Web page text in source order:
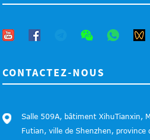
CONTACTEZ-NOUS
Salle 509A, bâtiment XihuTianxin,
Futian, ville de Shenzhen, province